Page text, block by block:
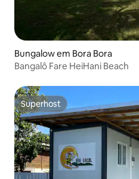
Bungalow em Bora Bora
Bangalô Fare HeiHani Beach
Superhost
Superhost